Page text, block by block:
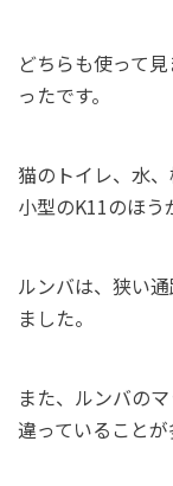
どちらも使って
ったです。
猫のトイレ、水
小型のK11のほう
ルンバは、狭い
ました。
また、ルンバの
違っていることが